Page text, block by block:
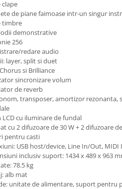
de studio
DAW
de studio
Midi-USB
clape
de piane faimoase intr-un singur
timbre
demonstrative
256
redare audio
layer, split si duet
si Brilliance
sincronizare volum
de reverb
transposer, amortizor rezonanta,
LCD cu iluminare de fundal
cu 2 difuzoare de 30 W + 2 difuzoare
pentru casti
USB host/device, Line In/Out,
inclusiv suport: 1434 x 489 x 963
78.5 kg
alb mat
unitate de alimentare, suport pentru